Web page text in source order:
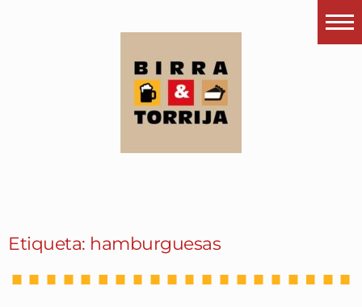
¿Esto que es pués?
Últimas visitas
Todos los garitos
Etiqueta: hamburguesas